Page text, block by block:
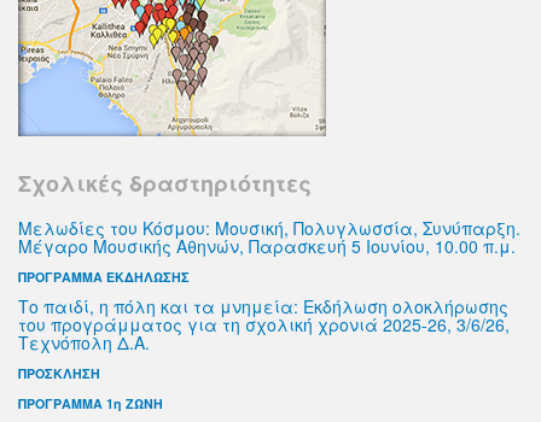
Σχολικές δραστηριότητες
Μελωδίες του Κόσμου: Μουσική, Πολυγλωσσία, Συνύπαρξη.
Μέγαρο Μουσικής Αθηνών, Παρασκευή 5 Ιουνίου, 10.00 π.μ.
ΠΡΟΓΡΑΜΜΑ ΕΚΔΗΛΩΣΗΣ
Το παιδί, η πόλη και τα μνημεία: Εκδήλωση ολοκλήρωσης
του προγράμματος για τη σχολική χρονιά 2025-26, 3/6/26,
Τεχνόπολη Δ.Α.
ΠΡΟΣΚΛΗΣΗ
ΠΡΟΓΡΑΜΜΑ 1η ΖΩΝΗ